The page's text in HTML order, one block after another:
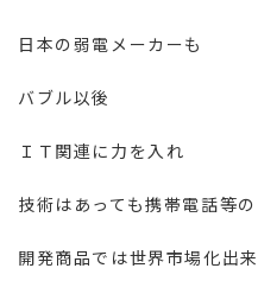
日本の弱電メーカーも
バブル以後
ＩＴ関連に力を入れ
技術はあっても携帯電話等
開発商品では世界市場化出来